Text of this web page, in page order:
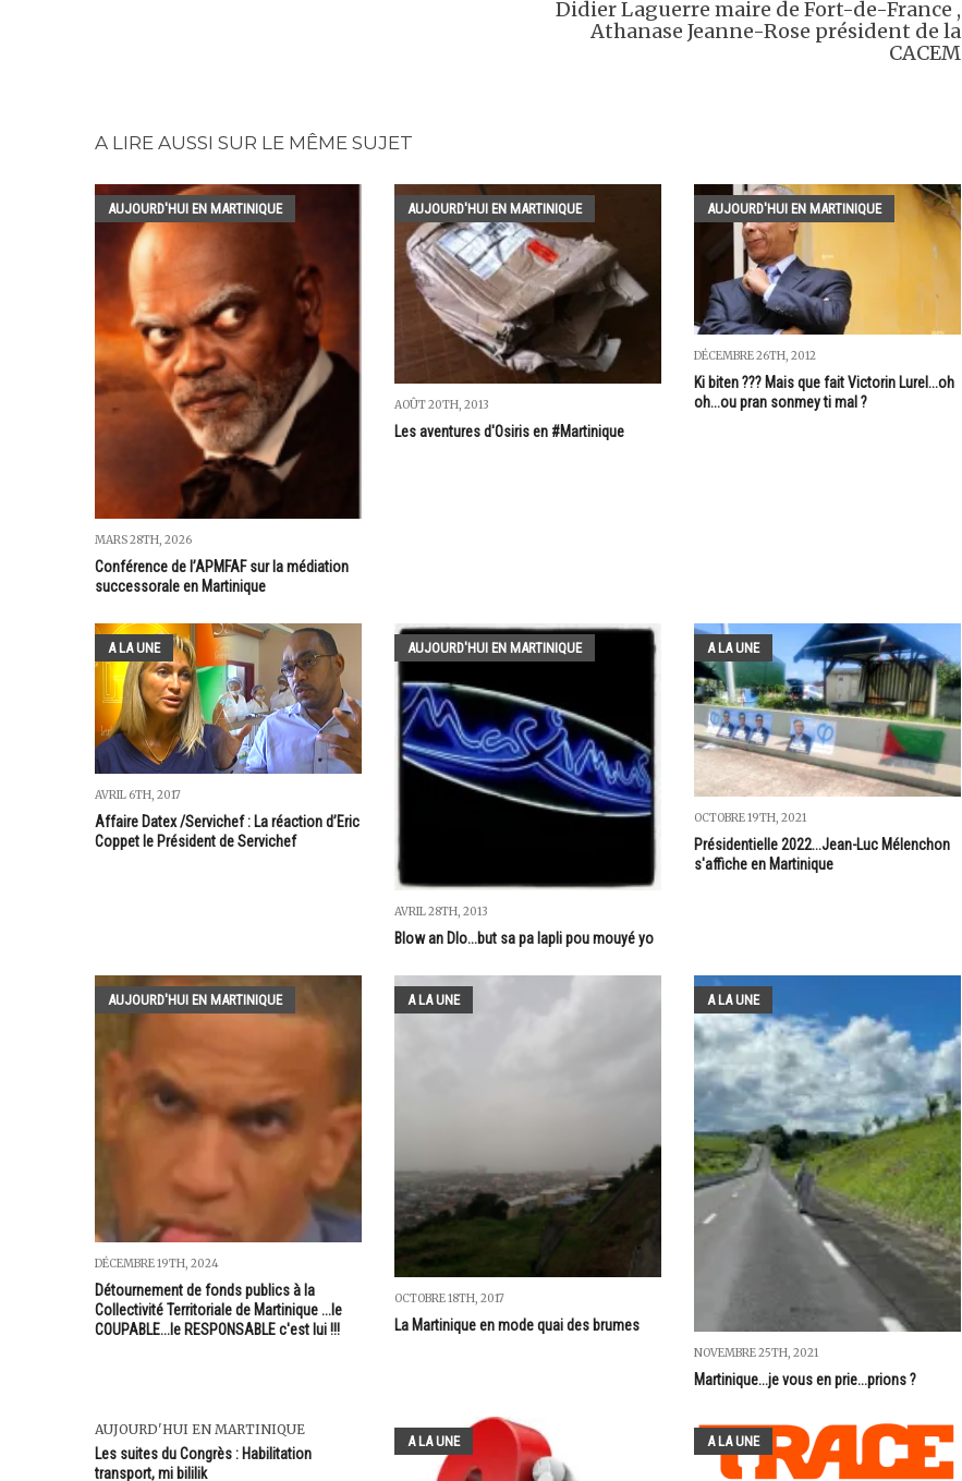
Didier Laguerre maire de Fort-de-France ,
Athanase Jeanne-Rose président de la
CACEM
A LIRE AUSSI SUR LE MÊME SUJET
AUJOURD'HUI EN MARTINIQUE
MARS 28TH, 2026
Conférence de l’APMFAF sur la médiation
successorale en Martinique
AUJOURD'HUI EN MARTINIQUE
AOÛT 20TH, 2013
Les aventures d'Osiris en #Martinique
AUJOURD'HUI EN MARTINIQUE
DÉCEMBRE 26TH, 2012
Ki biten ??? Mais que fait Victorin Lurel...oh
oh...ou pran sonmey ti mal ?
A LA UNE
AVRIL 6TH, 2017
Affaire Datex /Servichef : La réaction d’Eric
Coppet le Président de Servichef
AUJOURD'HUI EN MARTINIQUE
AVRIL 28TH, 2013
Blow an Dlo...but sa pa lapli pou mouyé yo
A LA UNE
OCTOBRE 19TH, 2021
Présidentielle 2022...Jean-Luc Mélenchon
s'affiche en Martinique
AUJOURD'HUI EN MARTINIQUE
DÉCEMBRE 19TH, 2024
Détournement de fonds publics à la
Collectivité Territoriale de Martinique ...le
COUPABLE...le RESPONSABLE c'est lui !!!
A LA UNE
OCTOBRE 18TH, 2017
La Martinique en mode quai des brumes
A LA UNE
NOVEMBRE 25TH, 2021
Martinique...je vous en prie...prions ?
AUJOURD'HUI EN MARTINIQUE
Les suites du Congrès : Habilitation
transport, mi bililik
A LA UNE A LA UNE